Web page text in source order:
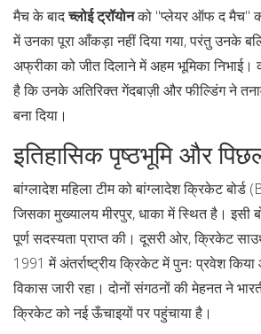
मैच के बादच्लोई ट्रॉयोनको "प्लेयर ऑफ द मैच" का
में उनका पूरा आँकड़ा नहीं दिया गया, परंतु उनके
अफ्रीका को जीत दिलाने में अहम भूमिका निभाई।
है कि उनके अतिरिक्त गेंदबाज़ी और फील्डिंग ने
बना दिया।
इतिहासिक पृष्ठभूमि और
बांग्लादेश महिला टीम कोबांग्लादेश क्रिकेट बोर्ड
जिसका मुख्यालय मीरपुर, धाका में स्थित है। इसी
पूर्ण सदस्यता प्राप्त की। दूसरी ओर,क्रिकेट
1991 में अंतर्राष्ट्रीय क्रिकेट में पुनः प्रवेश
विकास जारी रहा। दोनों संगठनों की मेहनत ने
क्रिकेट को नई ऊँचाइयों पर पहुंचाया है।